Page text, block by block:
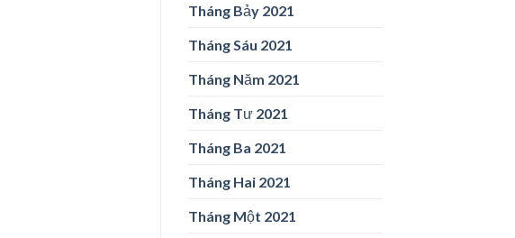
Tháng Bảy 2021
Tháng Sáu 2021
Tháng Năm 2021
Tháng Tư 2021
Tháng Ba 2021
Tháng Hai 2021
Tháng Một 2021